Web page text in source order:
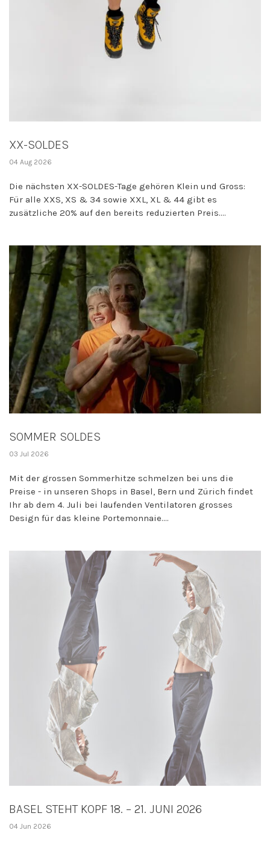
XX-SOLDES
04 Aug 2026
Die nächsten XX-SOLDES-Tage gehören Klein und Gross:
Für alle XXS, XS & 34 sowie XXL, XL & 44 gibt es
zusätzliche 20% auf den bereits reduzierten Preis....
SOMMER SOLDES
03 Jul 2026
Mit der grossen Sommerhitze schmelzen bei uns die
Preise - in unseren Shops in Basel, Bern und Zürich findet
Ihr ab dem 4. Juli bei laufenden Ventilatoren grosses
Design für das kleine Portemonnaie....
BASEL STEHT KOPF 18. – 21. JUNI 2026
04 Jun 2026